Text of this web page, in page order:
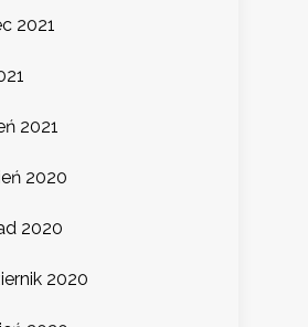
2021
2021
2020
2020
2020